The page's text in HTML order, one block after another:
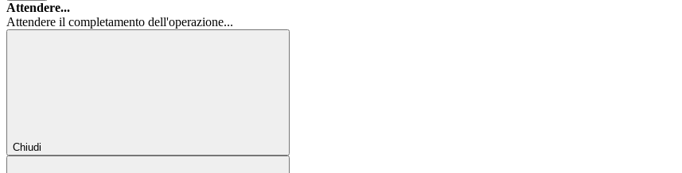
Attendere...
Attendere il completamento dell'operazione...
Chiudi